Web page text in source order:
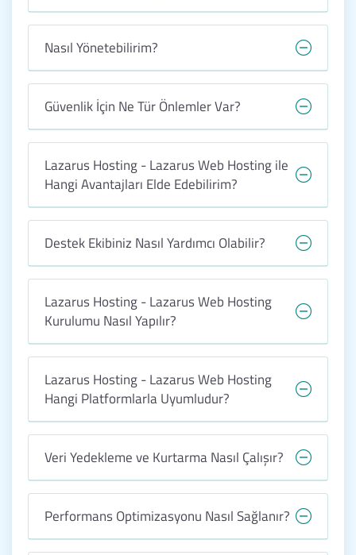
Nasıl Yönetebilirim?
Güvenlik İçin Ne Tür Önlemler Var?
Lazarus Hosting - Lazarus Web Hosting ile
Hangi Avantajları Elde Edebilirim?
Destek Ekibiniz Nasıl Yardımcı Olabilir?
Lazarus Hosting - Lazarus Web Hosting
Kurulumu Nasıl Yapılır?
Lazarus Hosting - Lazarus Web Hosting
Hangi Platformlarla Uyumludur?
Veri Yedekleme ve Kurtarma Nasıl Çalışır?
Performans Optimizasyonu Nasıl Sağlanır?